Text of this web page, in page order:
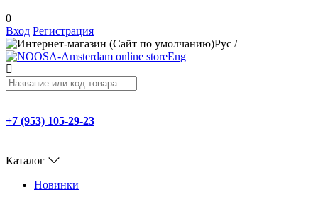
0
Вход Регистрация
Рус /
Eng
+7 (953) 105-29-23
Каталог
Новинки